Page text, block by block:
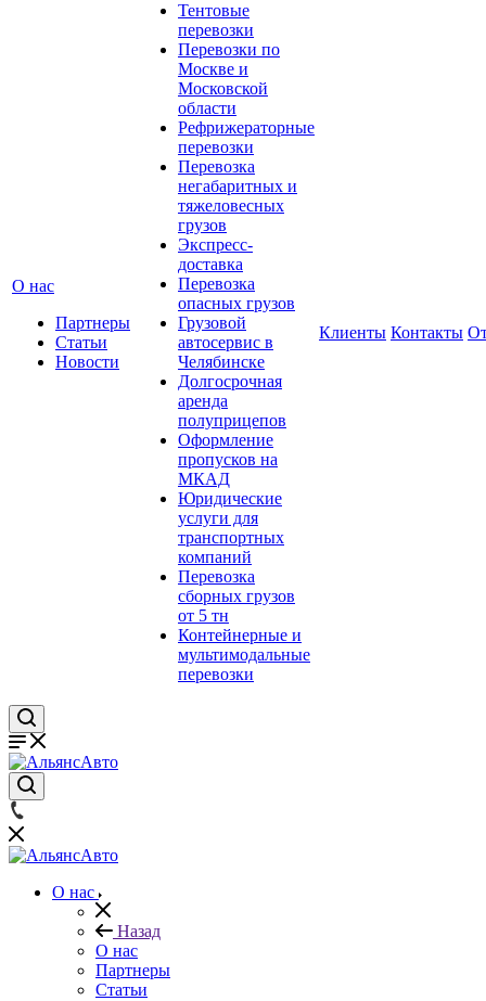
О нас
Партнеры
Статьи
Новости
Тентовые
перевозки
Перевозки по
Москве и
Московской
области
Рефрижераторные
перевозки
Перевозка
негабаритных и
тяжеловесных
грузов
Экспресс-
доставка
Перевозка
опасных грузов
Грузовой
автосервис в
Челябинске
Долгосрочная
аренда
полуприцепов
Оформление
пропусков на
МКАД
Юридические
услуги для
транспортных
компаний
Перевозка
сборных грузов
от 5 тн
Контейнерные и
мультимодальные
перевозки
Клиенты Контакты
О нас
Назад
О нас
Партнеры
Статьи